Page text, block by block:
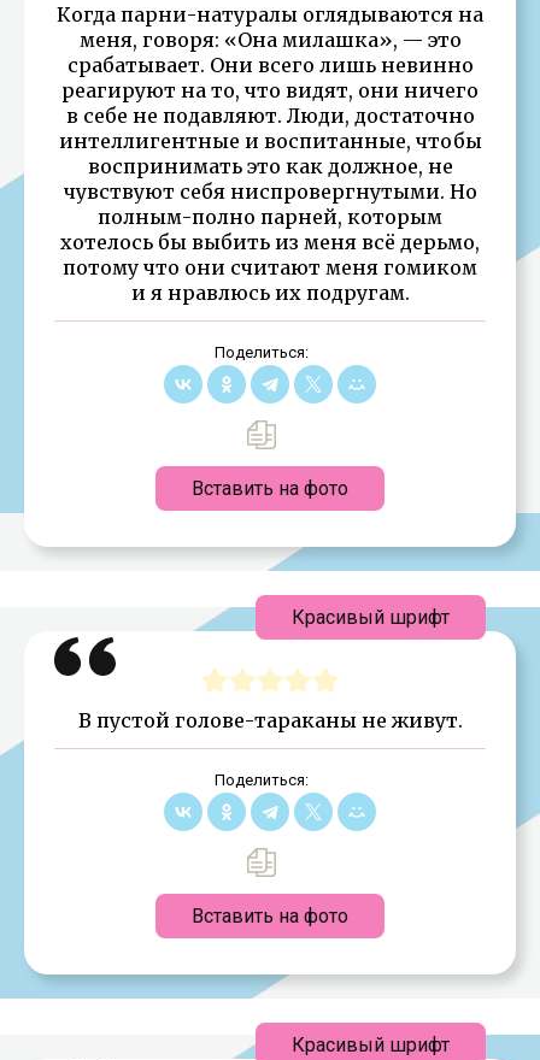
Когда парни-натуралы оглядываются на
меня, говоря: «Она милашка», — это
срабатывает. Они всего лишь невинно
реагируют на то, что видят, они ничего
в себе не подавляют. Люди, достаточно
интеллигентные и воспитанные, чтобы
воспринимать это как должное, не
чувствуют себя ниспровергнутыми. Но
полным-полно парней, которым
хотелось бы выбить из меня всё дерьмо,
потому что они считают меня гомиком
и я нравлюсь их подругам.
Поделиться:
Вставить на фото
В пустой голове-тараканы не живут.
Поделиться:
Вставить на фото
Красивый шрифт
Красивый шрифт